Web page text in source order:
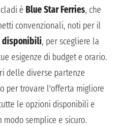
è Blue Star Ferries, che
convenzionali, noti per il
disponibili, per scegliere la
esigenze di budget e orario.
delle diverse partenze
per trovare l'offerta migliore
le opzioni disponibili e
semplice e sicuro.